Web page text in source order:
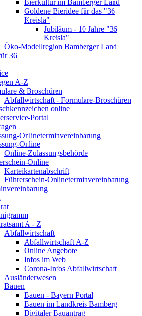
Bierkultur im Bamberger Land
Goldene Bieridee für das "36
Kreisla"
Jubiläum - 10 Jahre "36
Kreisla"
Öko-Modellregion Bamberger Land
36
A-Z
& Broschüren
Abfallwirtschaft - Formulare-Broschüren
online
Portal
Onlineterminvereinbarung
Online
Online-Zulassungsbehörde
Online
Karteikartenabschrift
Führerschein-Onlineterminvereinbarung
A - Z
Abfallwirtschaft
Abfallwirtschaft A-Z
Online Angebote
Infos im Web
Corona-Infos Abfallwirtschaft
Ausländerwesen
Bauen
Bauen - Bayern Portal
Bauen im Landkreis Bamberg
Digitaler Bauantrag